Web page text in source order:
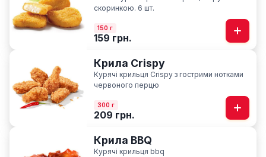
скоринкою. 6 шт.
150 г
159 грн.
Крила Crispy
Курячі крильця Crispy з гострими нотками
червоного перцю
300 г
209 грн.
Крила BBQ
Курячі крильця bbq